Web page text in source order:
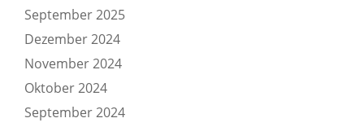
September 2025
Dezember 2024
November 2024
Oktober 2024
September 2024